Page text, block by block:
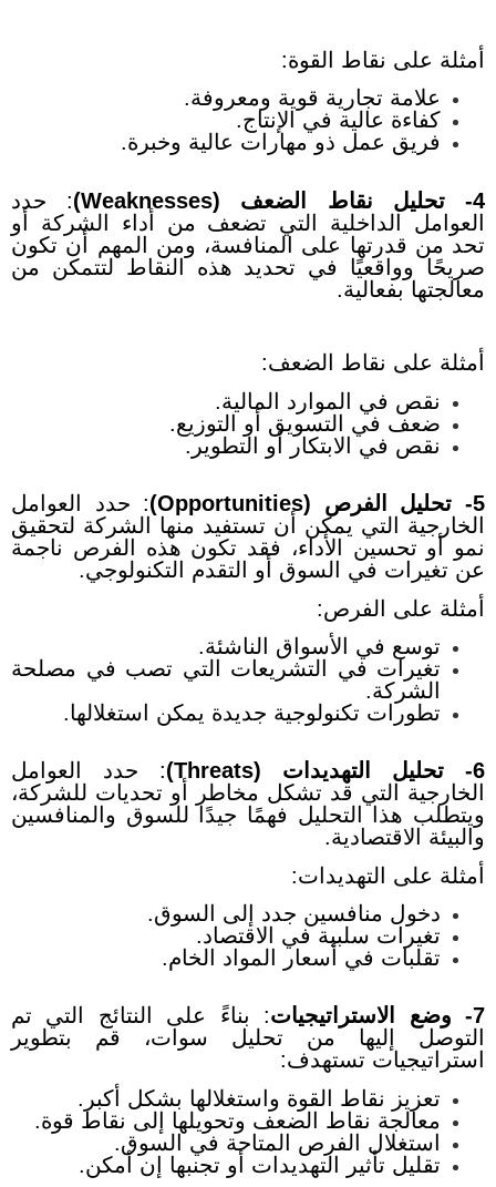
أمثلة على نقاط القوة:
علامة تجارية قوية ومعروفة.
كفاءة عالية في الإنتاج.
فريق عمل ذو مهارات عالية وخبرة.
4- تحليل نقاط الضعف (Weaknesses) : حدد
العوامل الداخلية التي تضعف من أداء الشركة أو
تحد من قدرتها على المنافسة، ومن المهم أن تكون
صريحًا وواقعيًا في تحديد هذه النقاط لتتمكن من
معالجتها بفعالية.
أمثلة على نقاط الضعف:
نقص في الموارد المالية.
ضعف في التسويق أو التوزيع.
نقص في الابتكار أو التطوير.
5- تحليل الفرص (Opportunities) : حدد العوامل
الخارجية التي يمكن أن تستفيد منها الشركة لتحقيق
نمو أو تحسين الأداء، فقد تكون هذه الفرص ناجمة
عن تغيرات في السوق أو التقدم التكنولوجي.
أمثلة على الفرص:
توسع في الأسواق الناشئة.
تغيرات في التشريعات التي تصب في مصلحة
الشركة.
تطورات تكنولوجية جديدة يمكن استغلالها.
6- تحليل التهديدات (Threats) : حدد العوامل
الخارجية التي قد تشكل مخاطر أو تحديات للشركة،
ويتطلب هذا التحليل فهمًا جيدًا للسوق والمنافسين
والبيئة الاقتصادية.
أمثلة على التهديدات:
دخول منافسين جدد إلى السوق.
تغيرات سلبية في الاقتصاد.
تقلبات في أسعار المواد الخام.
7- وضع الاستراتيجيات : بناءً على النتائج التي تم
التوصل إليها من تحليل سوات، قم بتطوير
استراتيجيات تستهدف:
تعزيز نقاط القوة واستغلالها بشكل أكبر.
معالجة نقاط الضعف وتحويلها إلى نقاط قوة.
استغلال الفرص المتاحة في السوق.
تقليل تأثير التهديدات أو تجنبها إن أمكن.